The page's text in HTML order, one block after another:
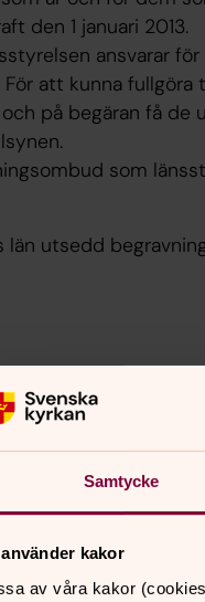
Samtycke
kakor
av våra kakor
den 1 januari 2013.
ansvarar
att kunna
på begäran få de
som
län utsedd